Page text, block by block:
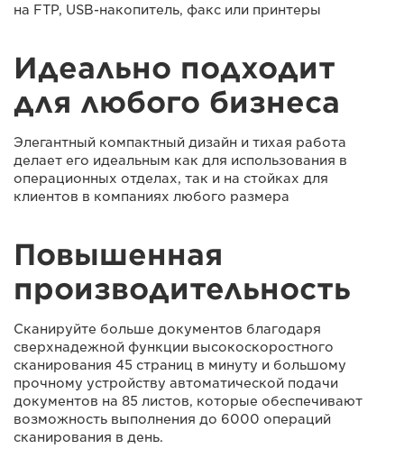
на FTP, USB-накопитель, факс или принтеры
Идеально подходит
для любого бизнеса
Элегантный компактный дизайн и тихая работа
делает его идеальным как для использования в
операционных отделах, так и на стойках для
клиентов в компаниях любого размера
Повышенная
производительность
Сканируйте больше документов благодаря
сверхнадежной функции высокоскоростного
сканирования 45 страниц в минуту и большому
прочному устройству автоматической подачи
документов на 85 листов, которые обеспечивают
возможность выполнения до 6000 операций
сканирования в день.